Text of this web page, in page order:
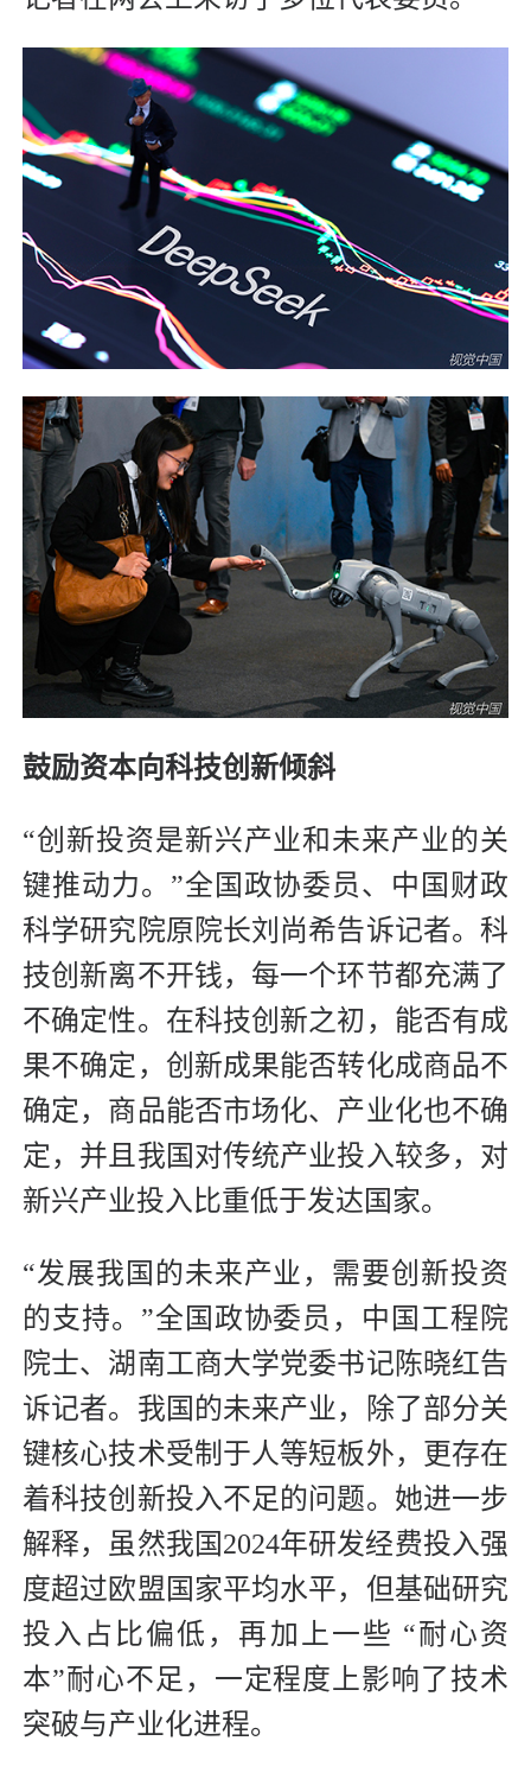
鼓励资本向科技创新倾斜
“创新投资是新兴产业和未来产业的关
键推动力。”全国政协委员、中国财政
科学研究院原院长刘尚希告诉记者。科
技创新离不开钱，每一个环节都充满了
不确定性。在科技创新之初，能否有成
果不确定，创新成果能否转化成商品不
确定，商品能否市场化、产业化也不确
定，并且我国对传统产业投入较多，对
新兴产业投入比重低于发达国家。
“发展我国的未来产业，需要创新投资
的支持。”全国政协委员，中国工程院
院士、湖南工商大学党委书记陈晓红告
诉记者。我国的未来产业，除了部分关
键核心技术受制于人等短板外，更存在
着科技创新投入不足的问题。她进一步
解释，虽然我国2024年研发经费投入强
度超过欧盟国家平均水平，但基础研究
投入占比偏低，再加上一些 “耐心资
本”耐心不足，一定程度上影响了技术
突破与产业化进程。